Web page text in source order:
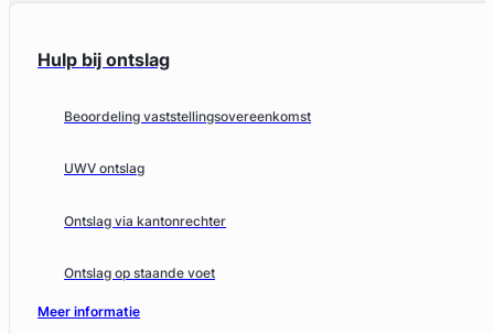
Hulp bij ontslag
Beoordeling vaststellingsovereenkomst
UWV ontslag
Ontslag via kantonrechter
Ontslag op staande voet
Meer informatie